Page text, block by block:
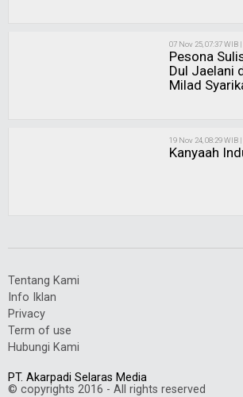
07 Nov 25, 07:37 WIB
Pesona
Dul Jaelani
Milad
19 Nov 24, 08:29 WIB
Kanyaah
Tentang Kami
Info Iklan
Privacy
Term of use
Hubungi Kami
PT. Akarpadi Selaras Media
© copyrights 2016 - All rights reserved